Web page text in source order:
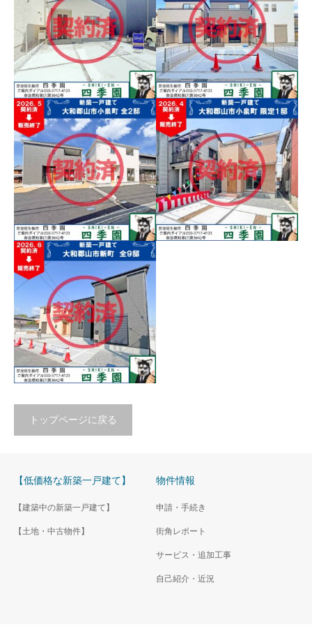
り良好な庭付き一戸建
て！
南向きで日当たり良好な庭付
き一戸建て！収納豊富でリビ
ングの見せ張り折り上げ天井
はお洒落で必見！
郡山駅へ徒歩８分！長期
優良住宅で耐震３(最高等
級)の地震に強い家！
近鉄郡山駅へ徒歩８分！小学
校へ徒歩９分、スーパーへ徒
歩５分！建物は長期優良住宅
で耐震３(最高等級)の地震に強
い家！
販売終了／大和郡山市北
西町第２、耐震３(最高等
級)で地震に強い家！
大和郡山市北西町、耐震３(最
高等級)の地震に強い家！日当
たり良好な新築一戸建て！
販売終了／大和郡山市九
条町、省エネ基準適合住
宅新築一戸建て
駅徒歩１５分で並列駐車２台
ＯＫの省エネ基準適合住宅新
築一戸建て
販売終了／大和郡山市東
岡町、長期優良住宅で耐
震３(最高等級)の新築一戸
建て！
近鉄郡山駅へ徒歩６分！平屋
でしかも駐車２台！長期優良
住宅で耐震３(最高等級)の新築
一戸建て！
販売終了／大和郡山市小
販売終了／大和郡山市新
トップページに戻る
【低価格な新築一戸建て】
【建築中の新築一戸建て】
【土地・中古物件】
物件情報
申請・手続き
街角レポート
サービス・追加工事
自己紹介・近況